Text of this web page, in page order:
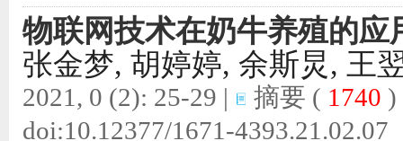
物联网技术在奶牛养殖的应
张金梦, 胡婷婷, 余斯炅, 王
2021, 0 (2): 25-29 | 摘要 ( 1740
doi:10.12377/1671-4393.21.02.07